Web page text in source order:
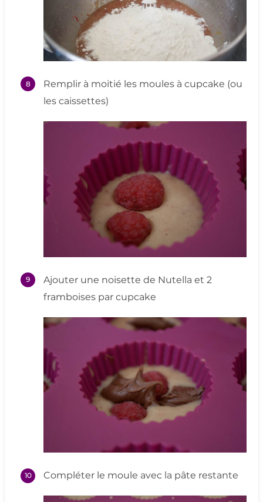
Remplir à moitié les moules à cupcake (ou
les caissettes)
Ajouter une noisette de Nutella et 2
framboises par cupcake
Compléter le moule avec la pâte restante